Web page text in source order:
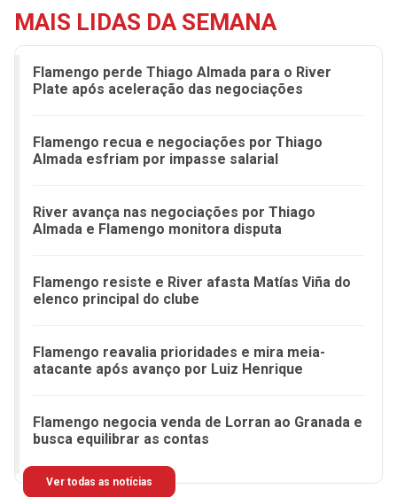
MAIS LIDAS DA SEMANA
Flamengo perde Thiago Almada para o River
Plate após aceleração das negociações
Flamengo recua e negociações por Thiago
Almada esfriam por impasse salarial
River avança nas negociações por Thiago
Almada e Flamengo monitora disputa
Flamengo resiste e River afasta Matías Viña do
elenco principal do clube
Flamengo reavalia prioridades e mira meia-
atacante após avanço por Luiz Henrique
Flamengo negocia venda de Lorran ao Granada e
busca equilibrar as contas
Ver todas as notícias